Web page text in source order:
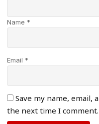
Name *
Email *
Save my name,
the next time I comment.